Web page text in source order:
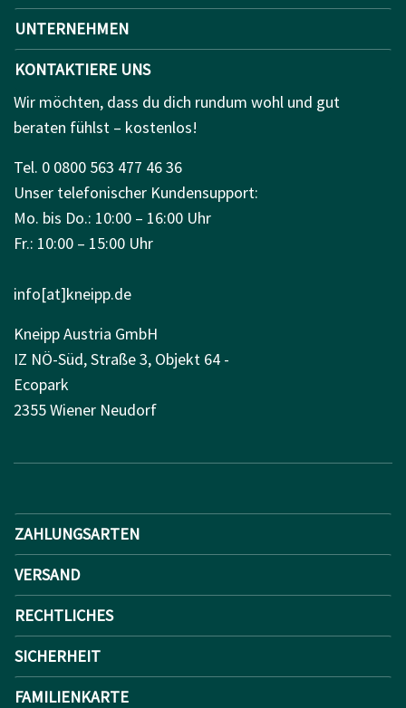
UNTERNEHMEN
KONTAKTIERE UNS
Wir möchten, dass du dich rundum wohl und gut
beraten fühlst – kostenlos!
Tel. 0 0800 563 477 46 36
Unser telefonischer Kundensupport:
Mo. bis Do.: 10:00 – 16:00 Uhr
Fr.: 10:00 – 15:00 Uhr
info[at]kneipp.de
Kneipp Austria GmbH
IZ NÖ-Süd, Straße 3, Objekt 64 -
Ecopark
2355 Wiener Neudorf
ZAHLUNGSARTEN
VERSAND
RECHTLICHES
SICHERHEIT
FAMILIENKARTE